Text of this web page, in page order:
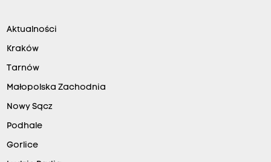
Aktualności
Kraków
Tarnów
Małopolska Zachodnia
Nowy Sącz
Podhale
Gorlice